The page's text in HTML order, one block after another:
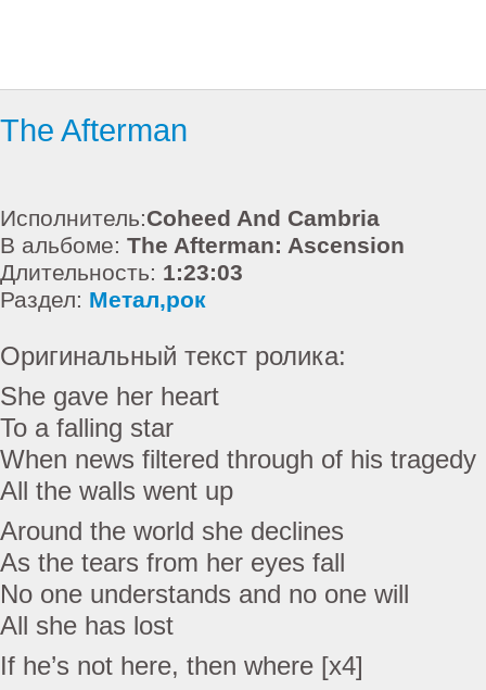
The Afterman
Исполнитель:Coheed And Cambria
В альбоме: The Afterman: Ascension
Длительность: 1:23:03
Раздел: Метал,рок
Оригинальный текст ролика:
She gave her heart
To a falling star
When news filtered through of his tragedy
All the walls went up
Around the world she declines
As the tears from her eyes fall
No one understands and no one will
All she has lost
If he’s not here, then where [x4]